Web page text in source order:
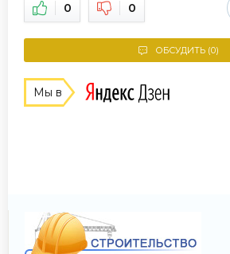
0 0
ОБСУДИТЬ (0)
Мы в